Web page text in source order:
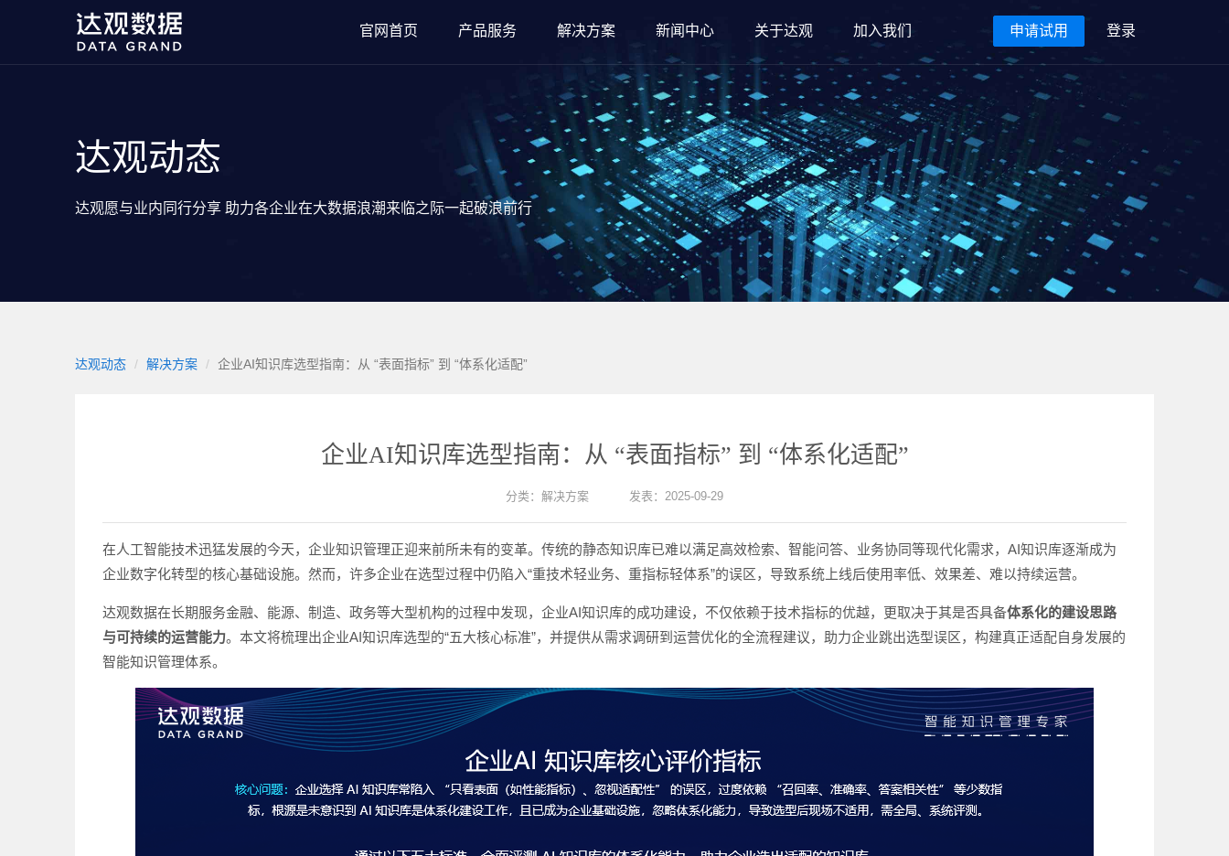
官网首页 产品服务 解决方案 新闻中心 关于达观 加入我们 申请试用 登录
达观动态
达观愿与业内同行分享 助力各企业在大数据浪潮来临之际一起破浪前行
达观动态 解决方案 企业AI知识库选型指南：从 “表面指标” 到 “体系化适配”
企业AI知识库选型指南：从 “表面指标” 到 “体系化适配”
分类： 解决方案 发表：2025-09-29
在人工智能技术迅猛发展的今天，企业知识管理正迎来前所未有的变革。传统的静态知识库已难以满足高效检索、智能问答、业务协同等现代化需求，AI知识库逐渐成为
企业数字化转型的核心基础设施。然而，许多企业在选型过程中仍陷入“重技术轻业务、重指标轻体系”的误区，导致系统上线后使用率低、效果差、难以持续运营。
达观数据在长期服务金融、能源、制造、政务等大型机构的过程中发现，企业AI知识库的成功建设，不仅依赖于技术指标的优越，更取决于其是否具备体系化的建设思路
与可持续的运营能力。本文将梳理出企业AI知识库选型的“五大核心标准”，并提供从需求调研到运营优化的全流程建议，助力企业跳出选型误区，构建真正适配自身发展的
智能知识管理体系。